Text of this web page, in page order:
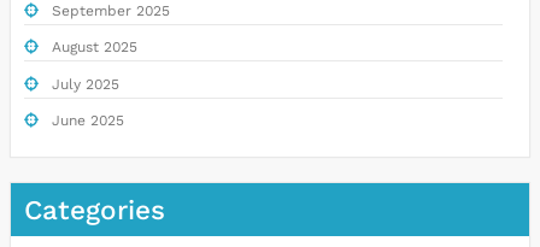
September 2025
August 2025
July 2025
June 2025
Categories